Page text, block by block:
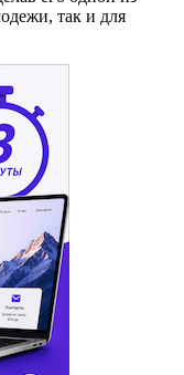
так и для